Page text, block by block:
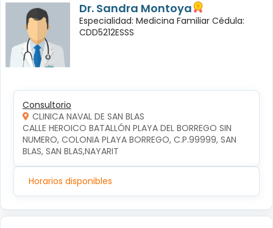
Dr. Sandra Montoya
Especialidad: Medicina Familiar Cédula:
CDD5212ESSS
Consultorio
CLINICA NAVAL DE SAN BLAS
CALLE HEROICO BATALLÓN PLAYA DEL BORREGO SIN
NUMERO, COLONIA PLAYA BORREGO, C.P.99999, SAN
BLAS, SAN BLAS,NAYARIT
Horarios disponibles